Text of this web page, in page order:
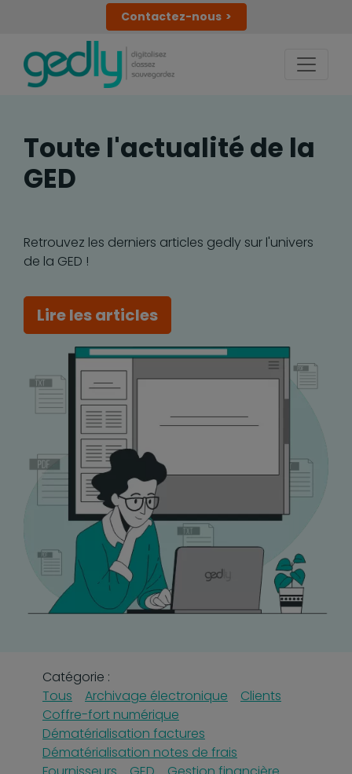
Contactez-nous
Toute l'actualité de la
GED
Retrouvez les derniers articles gedly sur l'univers
de la GED !
Lire les articles
Catégorie :
Tous
Archivage électronique
Clients
Coffre-fort numérique
Dématérialisation factures
Dématérialisation notes de frais